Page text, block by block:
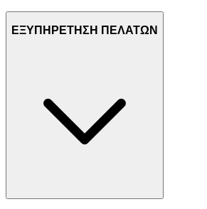
ΕΞΥΠΗΡΕΤΗΣΗ ΠΕΛΑΤΩΝ